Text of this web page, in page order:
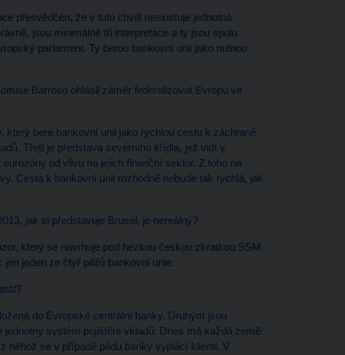
přesvědčen, že v tuto chvíli neexistuje jednotná
jsou minimálně tři interpretace a ty jsou spolu
parlament. Ty berou bankovní unii jako nutnou
Barroso ohlásil záměr federalizovat Evropu ve
který bere bankovní unii jako rychlou cestu k záchraně
Třetí je představa severního křídla, jež vidí v
od vlivu na jejich finanční sektor. Z toho na
Cesta k bankovní unii rozhodně nebude tak rychlá, jak
jak si představuje Brusel, je nereálný?
který se navrhuje pod hezkou českou zkratkou SSM
jen jeden ze čtyř pilířů bankovní unie.
do Evropské centrální banky. Druhým jsou
jednotný systém pojištění vkladů. Dnes má každá země
něhož se v případě pádu banky vyplácí klienti. V